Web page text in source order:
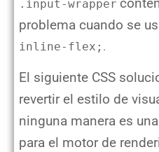
.input-wrapper
problema cuando se
inline-flex; .
El siguiente CSS
revertir el estilo de
ninguna manera es
para el motor de